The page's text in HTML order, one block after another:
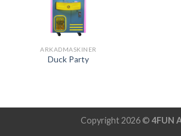
ARKADMASKINER
Duck Party
Copyright 2026 © 4FUN